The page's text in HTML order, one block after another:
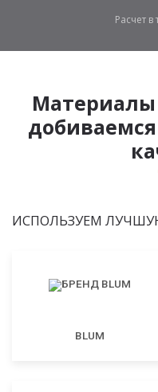
Расчет
ИСПОЛЬЗУЕМ
BLUM